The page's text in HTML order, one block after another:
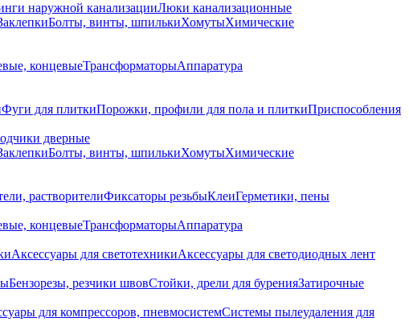
наружной канализацииЛюки канализационные
Болты, винты, шпилькиХомутыХимические
концевыеТрансформаторыАппаратура
Фуги для плиткиПорожки, профили для пола и плиткиПриспособления
дверные
Болты, винты, шпилькиХомутыХимические
растворителиФиксаторы резьбыКлеиГерметики, пены
концевыеТрансформаторыАппаратура
Аксессуары для светотехникиАксессуары для светодиодных лент
Бензорезы, резчики швовСтойки, дрели для буренияЗатирочные
для компрессоров, пневмосистемСистемы пылеудаления для